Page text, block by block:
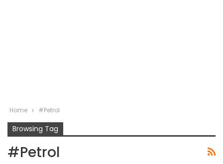
Home #Petrol
Browsing Tag
#Petrol